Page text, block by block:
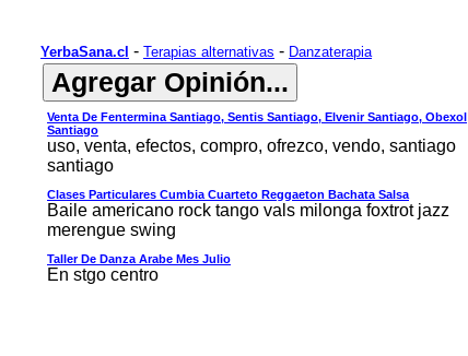
YerbaSana.cl - Terapias alternativas - Danzaterapia
Venta De Fentermina Santiago, Sentis Santiago, Elvenir Santiago, Obexol
Santiago
uso, venta, efectos, compro, ofrezco, vendo, santiago
santiago
Clases Particulares Cumbia Cuarteto Reggaeton Bachata Salsa
Baile americano rock tango vals milonga foxtrot jazz
merengue swing
Taller De Danza Arabe Mes Julio
En stgo centro